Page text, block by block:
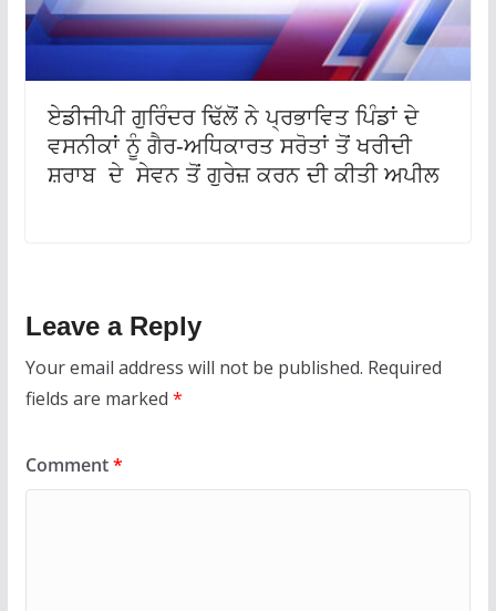
ਏਡੀਜੀਪੀ ਗੁਰਿੰਦਰ ਢਿੱਲੋਂ ਨੇ ਪ੍ਰਭਾਵਿਤ ਪਿੰਡਾਂ ਦੇ
ਵਸਨੀਕਾਂ ਨੂੰ ਗੈਰ-ਅਧਿਕਾਰਤ ਸਰੋਤਾਂ ਤੋਂ ਖਰੀਦੀ
ਸ਼ਰਾਬ ਦੇ ਸੇਵਨ ਤੋਂ ਗੁਰੇਜ਼ ਕਰਨ ਦੀ ਕੀਤੀ ਅਪੀਲ
Leave a Reply
Your email address will not be published. Required
fields are marked *
Comment*